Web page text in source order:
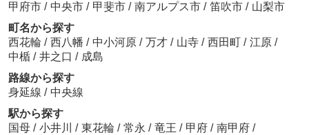
甲府市 / 中央市 / 甲斐市 / 南アルプス市 / 笛吹市 / 山梨市
町名から探す
西花輪 / 西八幡 / 中小河原 / 万才 / 山寺 / 西田町 / 江原 /
中楯 / 井之口 / 成島
路線から探す
身延線 / 中央線
駅から探す
国母 / 小井川 / 東花輪 / 常永 / 竜王 / 甲府 / 南甲府 /